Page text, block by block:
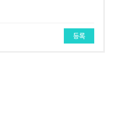
등록